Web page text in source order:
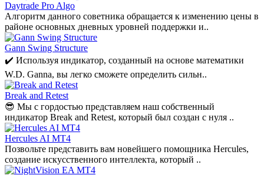
Daytrade Pro Algo
Алгоритм данного советника обращается к изменению цены в
районе основных дневных уровней поддержки и..
Gann Swing Structure
✔️ Используя индикатор, созданный на основе математики
W.D. Ganna, вы легко сможете определить сильн..
Break and Retest
😎 Мы с гордостью представляем наш собственный
индикатор Break and Retest, который был создан с нуля ..
Hercules AI MT4
Позвольте представить вам новейшего помощника Hercules,
создание искусственного интеллекта, который ..